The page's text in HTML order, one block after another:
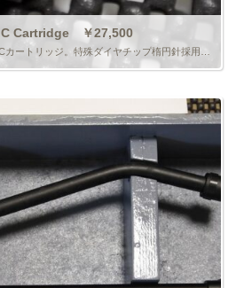
Cartridge ￥27,500